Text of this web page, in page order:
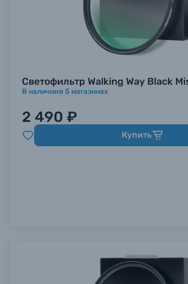
Светофильтр Walking Way Black
В наличиив 5 магазинах
2 490 ₽
Купить